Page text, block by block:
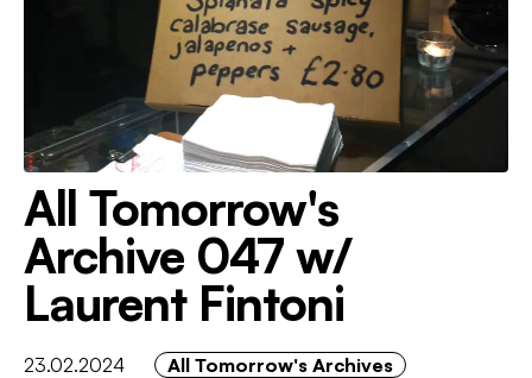
All Tomorrow's
Archive 047 w/
Laurent Fintoni
23.02.2024 All Tomorrow's Archives